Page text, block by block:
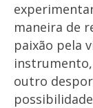
maneira de
paixão pela
outro